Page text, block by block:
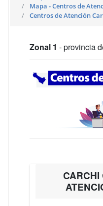
Mapa - Centros de
Centros de Atención
Zonal 1 - provincia
CARCHI